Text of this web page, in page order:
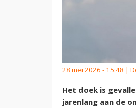
28 mei 2026 - 15:48 |
Het doek is
jarenlang aan de